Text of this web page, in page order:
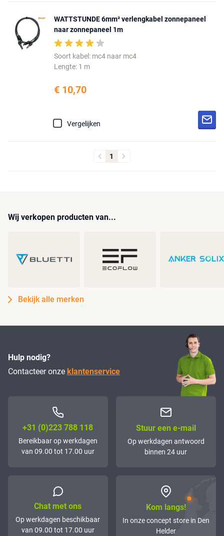
WATTSTUNDE 6mm² verlengkabel zonnepaneel
naar zonnepaneel 1m
Soort kabel: mc4 naar mc4
Lengte: 1 m
€ 10,70
Vergelijken
1
Wij verkopen producten van...
Bekijk alle merken
Hulp nodig?
Contacteer onze klantenservice
+31 (0)223 788 118
Bereikbaar op werkdagen
van 09.00 tot 17.00 uur
Stuur een e-mail
Op werkdagen antwoord
binnen 24 uur
Chat met ons
Op werkdagen beschikbaar
van 09.00 tot 17.00 uur
Kom langs!
In onze concept store in Den
Helder